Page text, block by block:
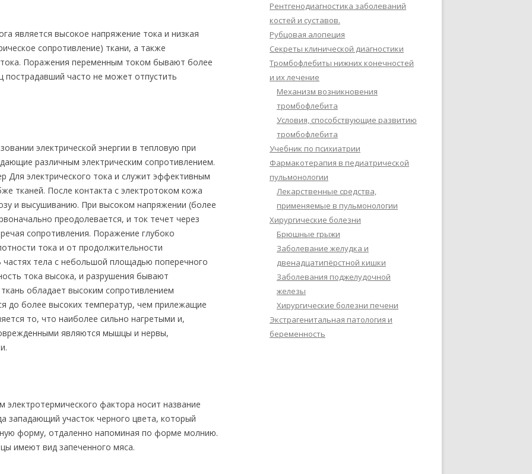
является высокое напряжение тока и низкая
сопротивление) ткани, а также
Поражения переменным током бывают более
часто не может отпустить
электрической энергии в тепловую при
различным электрическим сопротивлением.
Для электрического тока и служит эффективным
тканей. После контакта с электротоком кожа
и высушиванию. При высоком напряжении (более
преодолевается, и ток течет через
сопротивления. Поражение глубоко
тока и от продолжительности
частях тела с небольшой площадью поперечного
тока высока, и разрушения бывают
обладает высоким сопротивлением
до более высоких температур, чем прилежащие
то, что наиболее сильно нагретыми и,
являются мышцы и нервы,
электротермического фактора носит название
западающий участок черного цвета, который
форму, отдаленно напоминая по форме молнию.
имеют вид запеченного мяса.
Рентгенодиагностика заболеваний
костей и суставов.
Рубцовая алопеция
Секреты клинической диагностики
Тромбофлебиты нижних конечностей
и их лечение
Механизм возникновения
тромбофлебита
Условия, способствующие развитию
тромбофлебита
Учебник по психиатрии
Фармакотерапия в педиатрической
пульмонологии
Лекарственные средства,
применяемые в пульмонологии
Хирургические болезни
Брюшные грыжи
Заболевание желудка и
двенадцатипёрстной кишки
Заболевания поджелудочной
железы
Хирургические болезни печени
Экстрагенитальная патология и
беременность